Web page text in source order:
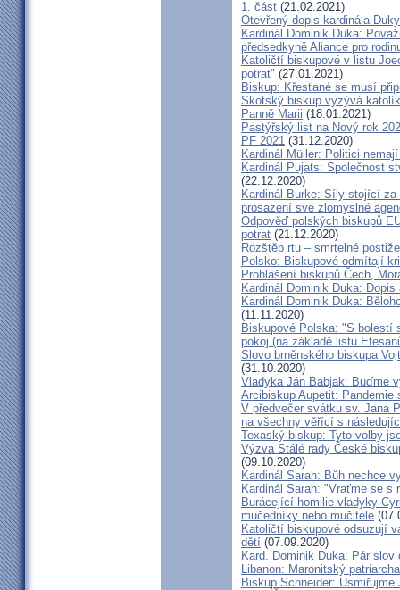
1. část (21.02.2021)
Otevřený dopis kardinála
Kardinál Dominik Duka:
předsedkyně Aliance pro
Katoličtí biskupové v listu
potrat" (27.01.2021)
Biskup: Křesťané se musí
Skotský biskup vyzývá
Panně Marii (18.01.2021)
Pastýřský list na Nový rok
PF 2021 (31.12.2020)
Kardinál Müller: Politici
Kardinál Pujats: Společnost
(22.12.2020)
Kardinál Burke: Síly stojící
prosazení své zlomyslné
Odpověď polských biskupů
potrat (21.12.2020)
Rozštěp rtu – smrtelné
Polsko: Biskupové odmítají
Prohlášení biskupů Čech,
Kardinál Dominik Duka:
Kardinál Dominik Duka:
(11.11.2020)
Biskupové Polska: "S bolestí
pokoj (na základě listu
Slovo brněnského biskupa
(31.10.2020)
Vladyka Ján Babjak: Buďme
Arcibiskup Aupetit: Pandemie
V předvečer svátku sv. Jana
na všechny věřící s
Texaský biskup: Tyto volby
Výzva Stálé rady České
(09.10.2020)
Kardinál Sarah: Bůh nechce
Kardinál Sarah: "Vraťme se s
Burácející homilie vladyky
mučedníky nebo mučitele
Katoličtí biskupové odsuzují
dětí (07.09.2020)
Kard. Dominik Duka: Pár slov
Libanon: Maronitský
Biskup Schneider: